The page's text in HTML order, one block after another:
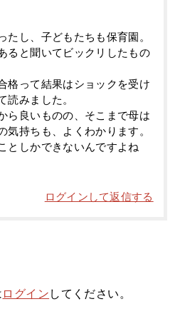
たし、子どもたちも保育園。
ると聞いてビックリしたもの
格って結果はショックを受け
読みました。
ら良いものの、そこまで母は
気持ちも、よくわかります。
としかできないんですよね
ログインして返信する
ログイン してください。